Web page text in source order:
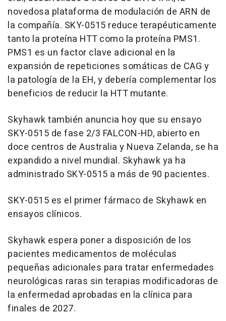
novedosa plataforma de modulación de ARN de
la compañía. SKY-0515 reduce terapéuticamente
tanto la proteína HTT como la proteína PMS1.
PMS1 es un factor clave adicional en la
expansión de repeticiones somáticas de CAG y
la patología de la EH, y debería complementar los
beneficios de reducir la HTT mutante.
Skyhawk también anuncia hoy que su ensayo
SKY-0515 de fase 2/3 FALCON-HD, abierto en
doce centros de Australia y Nueva Zelanda, se ha
expandido a nivel mundial. Skyhawk ya ha
administrado SKY-0515 a más de 90 pacientes.
SKY-0515 es el primer fármaco de Skyhawk en
ensayos clínicos.
Skyhawk espera poner a disposición de los
pacientes medicamentos de moléculas
pequeñas adicionales para tratar enfermedades
neurológicas raras sin terapias modificadoras de
la enfermedad aprobadas en la clínica para
finales de 2027.